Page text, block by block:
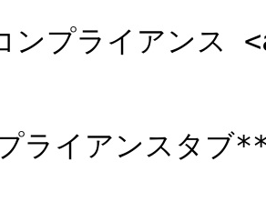
ンプライアン
ライアンスタブ